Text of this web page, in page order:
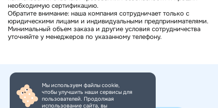
необходимую сертификацию.
Обратите внимание: наша компания сотрудничает только с
юридическими лицами и индивидуальными предпринимателями.
Минимальный объем заказа и другие условия сотрудничества
уточняйте у менеджеров по указанному телефону.
+7 (495) 150-34-11
Мы используем файлы cookie,
чтобы улучшить наши сервисы для
пользователей. Продолжая
использование сайта, вы